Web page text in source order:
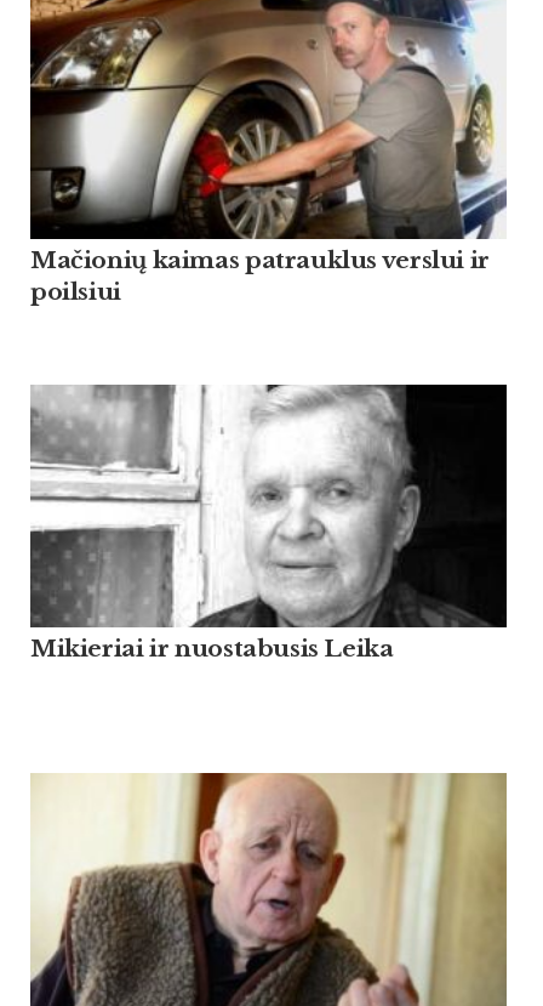
Mačionių kaimas patrauklus verslui ir
poilsiui
Mikieriai ir nuostabusis Leika